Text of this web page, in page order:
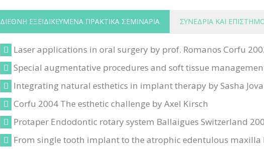
ΔΙΕΘΝΉ ΕΞΕΙΔΙΚΕΥΜΈΝΑ ΠΡΑΚΤΙΚΆ ΣΕΜΙΝΆΡΙΑ ΣΥΝΈΔΡΙΑ ΚΑΙ
Laser applications in oral surgery by prof. Romanos Corfu
Special augmentative procedures and soft tissue
Integrating natural esthetics in implant therapy by Sasha
Corfu 2004 The esthetic challenge by Axel Kirsch
Protaper Endodontic rotary system Ballaigues Switzerland
From single tooth implant to the atrophic edentulous maxilla